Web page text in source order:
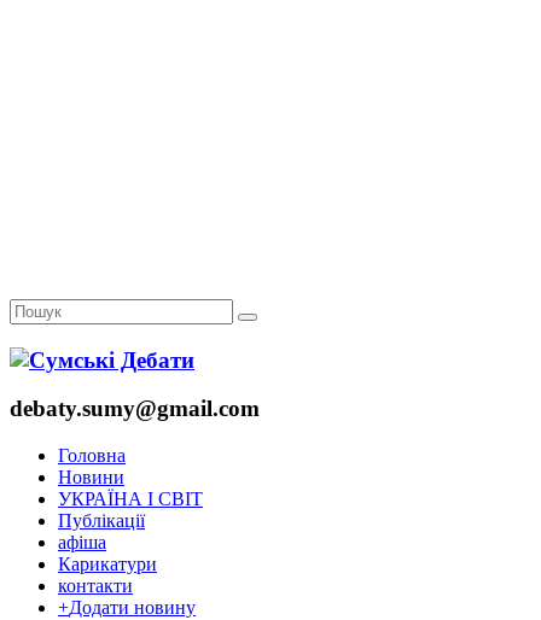
debaty.sumy@gmail.com
Головна
Новини
УКРАЇНА І СВІТ
Публікації
афіша
Карикатури
контакти
+Додати новину